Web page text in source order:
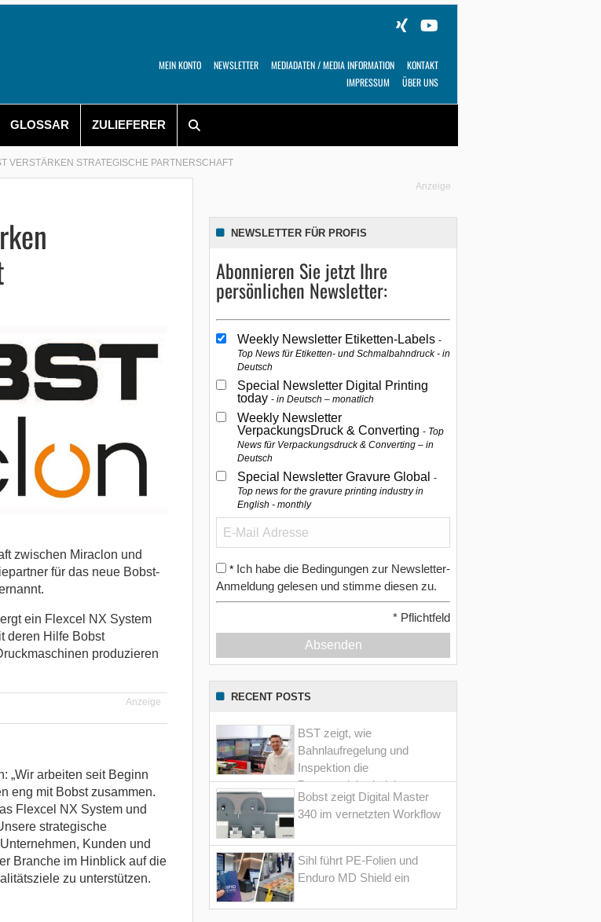
MEIN KONTO NEWSLETTER MEDIADATEN / MEDIA INFORMATION
KONTAKT
IMPRESSUM
ÜBER UNS
GLOSSAR ZULIEFERER
VERSTÄRKEN STRATEGISCHE PARTNERSCHAFT
zwischen Miraclon und
für das neue Bobst-
ein Flexcel NX System
deren Hilfe Bobst
produzieren
Anzeige
„Wir arbeiten seit Beginn
eng mit Bobst zusammen.
Flexcel NX System und
strategische
Kunden und
Branche im Hinblick auf die
zu unterstützen.
Anzeige
NEWSLETTER FÜR PROFIS
Abonnieren Sie jetzt Ihre
persönlichen Newsletter:
Weekly Newsletter Etiketten-Labels
Top News für Etiketten- und Schmalbahndruck - in
Deutsch
Special Newsletter Digital Printing
today in Deutsch – monatlich
Weekly Newsletter
VerpackungsDruck & Converting Top
News für Verpackungsdruck & Converting – in
Deutsch
Special Newsletter Gravure Global
Top news for the gravure printing industry in
English - monthly
* Ich habe die Bedingungen zur Newsletter-
Anmeldung gelesen und stimme diesen zu.
* Pflichtfeld
Absenden
RECENT POSTS
BST zeigt, wie
Bahnlaufregelung und
Inspektion die
Prozesssicherheit im
Converting erhöht
Bobst zeigt Digital Master
340 im vernetzten Workflow
Sihl führt PE-Folien und
Enduro MD Shield ein